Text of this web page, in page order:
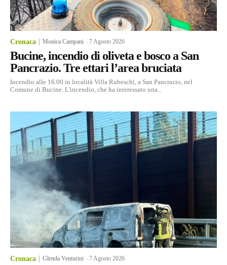
Cronaca Monica Campani -7 Agosto 2026
Bucine, incendio di oliveta e bosco a San
Pancrazio. Tre ettari l’area bruciata
Incendio alle 16.00 in località Villa Rubeschi, a San Pancrazio, nel
Comune di Bucine. L'incendio, che ha interessato una...
Cronaca Glenda Venturini -7 Agosto 2026